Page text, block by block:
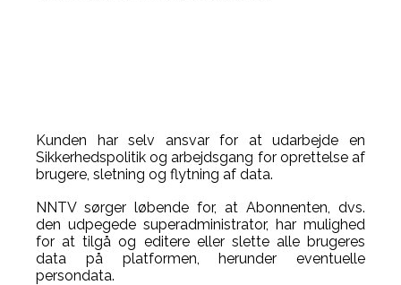
Kunden har selv ansvar for at udarbejde en
Sikkerhedspolitik og arbejdsgang for oprettelse af
brugere, sletning og flytning af data.
NNTV sørger løbende for, at Abonnenten, dvs.
den udpegede superadministrator, har mulighed
for at tilgå og editere eller slette alle brugeres
data på platformen, herunder eventuelle
persondata.